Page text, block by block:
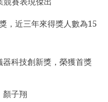
，近三年來得獎人數為15
科技創新獎，榮獲首獎
顏子翔